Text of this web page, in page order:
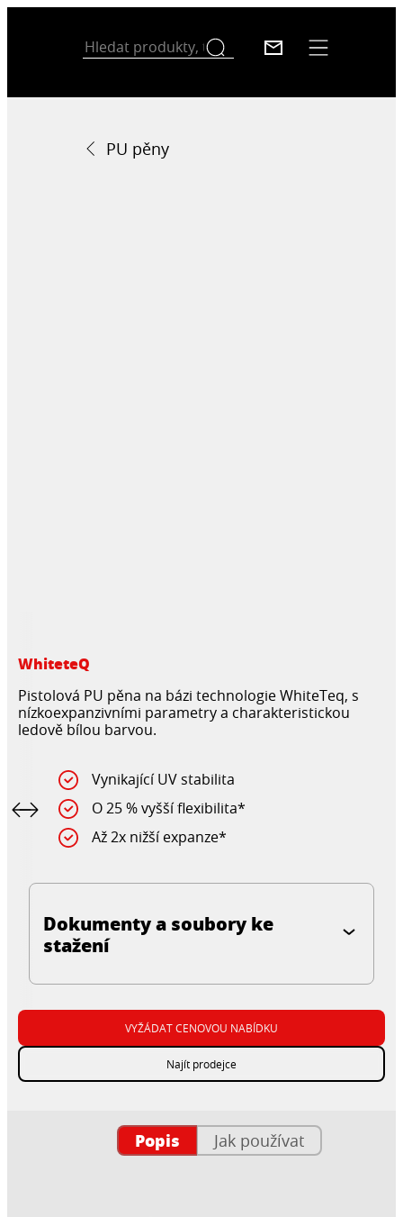
PU pěny
WhiteteQ
Pistolová PU pěna na bázi technologie WhiteTeq, s
nízkoexpanzivními parametry a charakteristickou
ledově bílou barvou.
Vynikající UV stabilita
O 25 % vyšší flexibilita*
Až 2x nižší expanze*
Dokumenty a soubory ke
stažení
VYŽÁDAT CENOVOU NABÍDKU
Najít prodejce
Popis Jak používat